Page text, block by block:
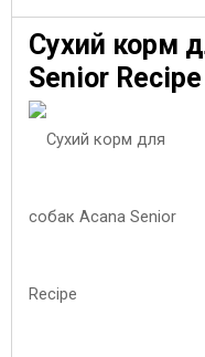
Сухий корм
Senior Recipe